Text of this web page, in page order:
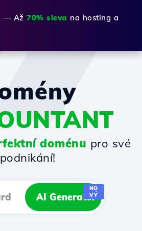
— Až 70% sleva na hosting a
doménu pro své
podnikání!
AI Generator
NO
VÝ